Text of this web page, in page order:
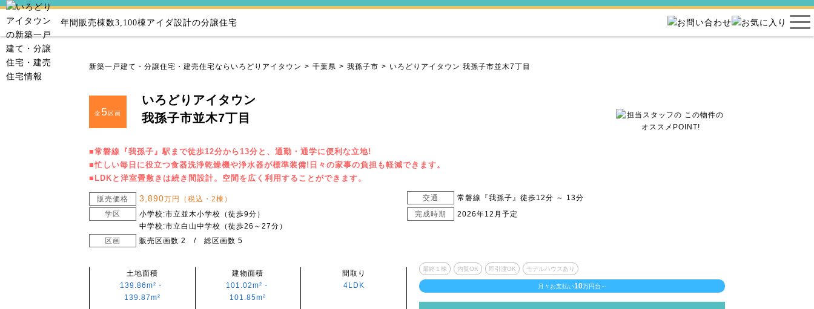
年間販売棟数3,100棟アイダ設計の分譲住宅
新築一戸建て・分譲住宅・建売住宅ならいろどりアイタウン 千葉県 我孫子市 いろどりアイタウン 我孫子市並木7丁目
全5区画
いろどりアイタウン
我孫子市並木7丁目
■常磐線『我孫子』駅まで徒歩12分から13分と、通勤・通学に便利な立地!
■忙しい毎日に役立つ食器洗浄乾燥機や浄水器が標準装備!日々の家事の負担も軽減できます。
■LDKと洋室畳敷きは続き間設計。空間を広く利用することができます。
販売価格 3,890万円（税込・2棟） 交通
常磐線『我孫子』徒歩12分 ～ 13分
学区
小学校:市立並木小学校（徒歩9分）
中学校:市立白山中学校（徒歩26～27分）
完成時期 2026年12月予定
区画 販売区画数 2 / 総区画数 5
土地面積
139.86m²・
139.87m²
建物面積
101.02m²・
101.85m²
間取り
4LDK
最終１棟 内覧OK 即引渡OK モデルハウスあり
月々お支払い10万円台～